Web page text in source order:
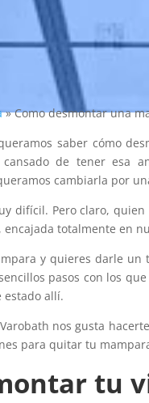
»Como desmontar una
saber cómo
de tener esa
cambiarla por
difícil. Pero claro,
totalmente en
y quieres darle
pasos con los
estado allí.
nos gusta
para quitar tu
tu